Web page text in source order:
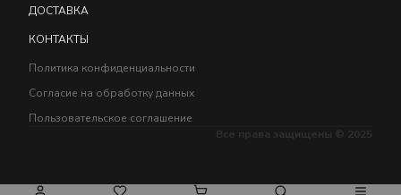
ДОСТАВКА
КОНТАКТЫ
Политика конфиденциальности
Согласие на обработку данных
Пользовательское соглашение